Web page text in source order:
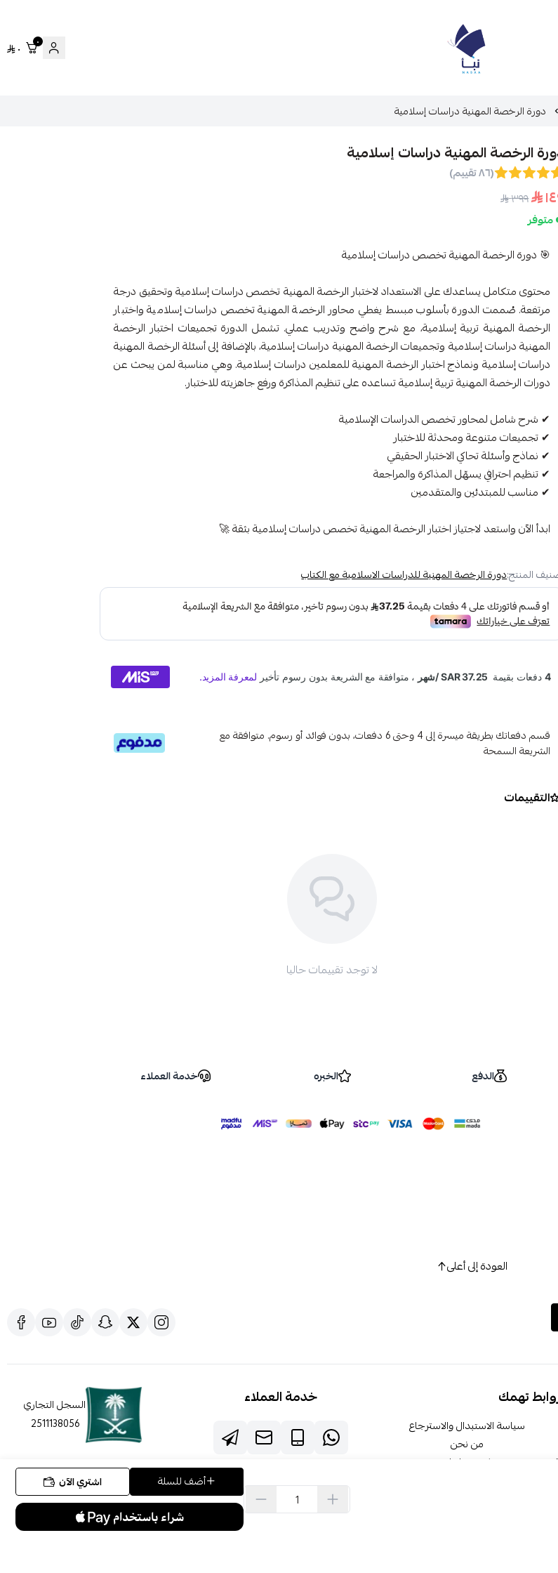
منصة نبأ
٠ ٠
دورة الرخصة المهنية دراسات إسلامية
الرخصة المهنية دراسات إسلامية
(٨٦ تقييم)
٣٩٩
متوفر
🎯 دورة الرخصة المهنية تخصص دراسات إسلامية
محتوى متكامل يساعدك على الاستعداد لاختبار الرخصة المهنية تخصص دراسات إسلامية وتحقيق درجة
مرتفعة. صُممت الدورة بأسلوب مبسط يغطي محاور الرخصة المهنية تخصص دراسات إسلامية واختبار
الرخصة المهنية تربية إسلامية، مع شرح واضح وتدريب عملي. تشمل الدورة تجميعات اختبار الرخصة
المهنية دراسات إسلامية وتجميعات الرخصة المهنية دراسات إسلامية، بالإضافة إلى أسئلة الرخصة المهنية
دراسات إسلامية ونماذج اختبار الرخصة المهنية للمعلمين دراسات إسلامية. وهي مناسبة لمن يبحث عن
دورات الرخصة المهنية تربية إسلامية تساعده على تنظيم المذاكرة ورفع جاهزيته للاختبار.
✔ شرح شامل لمحاور تخصص الدراسات الإسلامية
✔ تجميعات متنوعة ومحدثة للاختبار
✔ نماذج وأسئلة تحاكي الاختبار الحقيقي
✔ تنظيم احترافي يسهّل المذاكرة والمراجعة
✔ مناسب للمبتدئين والمتقدمين
ابدأ الآن واستعد لاجتياز اختبار الرخصة المهنية تخصص دراسات إسلامية بثقة 🚀
المنتج:دورة الرخصة المهنية للدراسات الاسلامية مع الكتاب
قسم دفعاتك بطريقة ميسرة إلى 4 وحتى 6 دفعات، بدون فوائد أو رسوم. متوافقة مع
الشريعة السمحة
أضف للسلة اشتري الآن
التقييمات
لا توجد تقييمات حاليا
الدفع الخبره خدمة العملاء
العودة إلى أعلى
تهمك
سياسة الاستبدال والاسترجاع
من نحن
كيف نعلمك
خدمة العملاء
السجل التجاري
2511138056